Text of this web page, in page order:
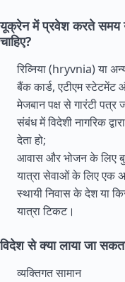
यूक्रेन में प्रवेश करते समय
चाहिए?
रिव्निया (hryvnia) या
बैंक कार्ड, एटीएम स्टेटमेंट
मेजबान पक्ष से गारंटी
संबंध में विदेशी नागरिक
देता हो;
आवास और भोजन के लिए
यात्रा सेवाओं के लिए एक
स्थायी निवास के देश या
यात्रा टिकट।
विदेश से क्या लाया जा
व्यक्तिगत सामान